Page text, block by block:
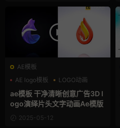
AE模板
AE logo模板
LOGO动画
三维
ae模板 干净清晰创意广告3D l
ogo演绎片头文字动画Ae模版
2025-05-12